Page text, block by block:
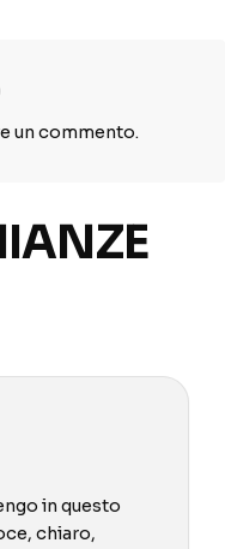
un commento.
in questo
chiaro,